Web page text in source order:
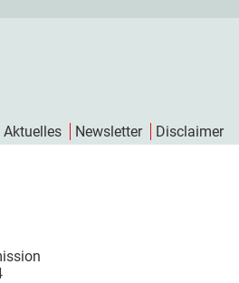
Aktuelles Newsletter Disclaimer